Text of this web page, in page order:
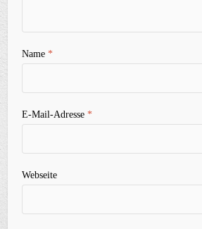
Name*
E-Mail-Adresse*
Webseite